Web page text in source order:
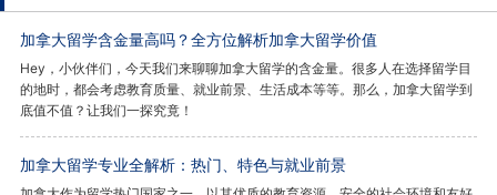
加拿大留学含金量高吗？全方位解析加拿大留学价值
Hey，小伙伴们，今天我们来聊聊加拿大留学的含金量。很多人在选择留学目
的地时，都会考虑教育质量、就业前景、生活成本等等。那么，加拿大留学到
底值不值？让我们一探究竟！
加拿大留学专业全解析：热门、特色与就业前景